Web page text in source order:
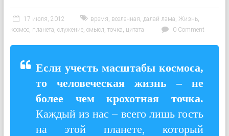
17 июля, 2012 время вселенная далай лама Жизнь,
космос, планета служение, смысл точка цитата 0 Comment
Если учесть масштабы космоса,
то человеческая жизнь – не
более чем крохотная точка.
Каждый из нас – всего лишь гость
на этой планете, который